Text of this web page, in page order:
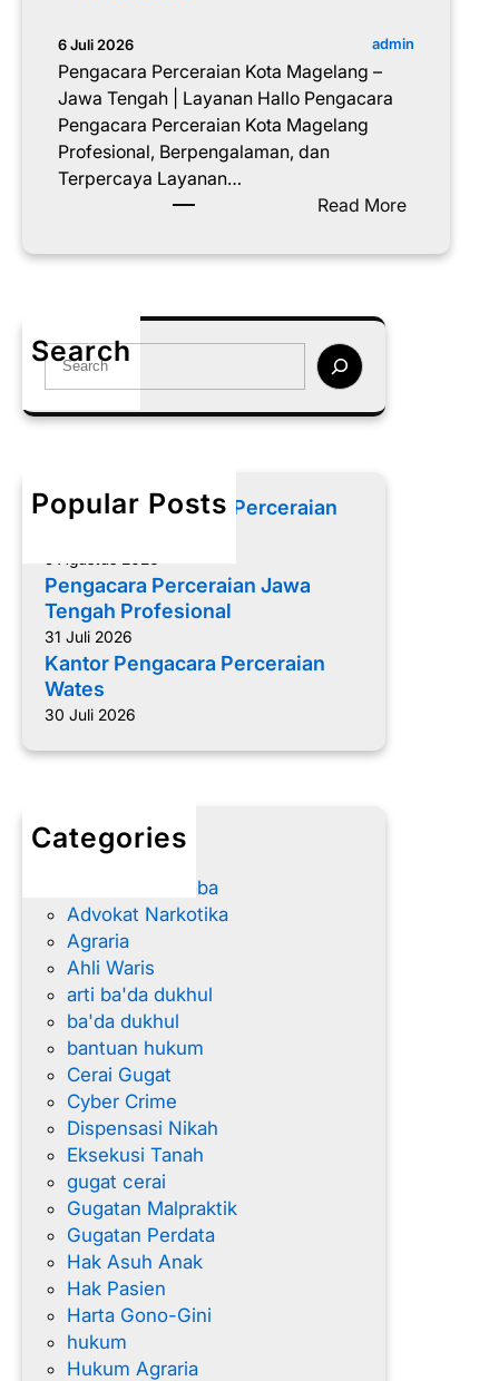
6 Juli 2026 admin
Pengacara Perceraian Kota Magelang –
Jawa Tengah | Layanan Hallo Pengacara
Pengacara Perceraian Kota Magelang
Profesional, Berpengalaman, dan
Terpercaya Layanan…
Read More:
e
Search
S
a
h
Popular Posts
Memilih Pengacara Perceraian
Pengacara Perceraian Jawa
Tengah Profesional
31 Juli 2026
Kantor Pengacara Perceraian
Wates
30 Juli 2026
Categories
advokat
Advokat Narkoba
Advokat Narkotika
Agraria
Ahli Waris
arti ba'da dukhul
ba'da dukhul
bantuan hukum
Cerai Gugat
Cyber Crime
Dispensasi Nikah
Eksekusi Tanah
gugat cerai
Gugatan Malpraktik
Gugatan Perdata
Hak Asuh Anak
Hak Pasien
Harta Gono-Gini
hukum
Hukum Agraria